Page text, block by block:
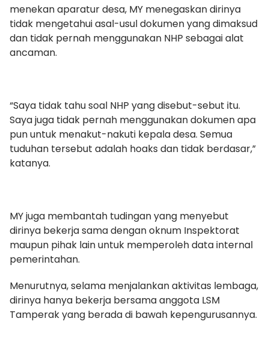
menekan aparatur desa, MY menegaskan dirinya
tidak mengetahui asal-usul dokumen yang dimaksud
dan tidak pernah menggunakan NHP sebagai alat
ancaman.
“Saya tidak tahu soal NHP yang disebut-sebut itu.
Saya juga tidak pernah menggunakan dokumen apa
pun untuk menakut-nakuti kepala desa. Semua
tuduhan tersebut adalah hoaks dan tidak berdasar,”
katanya.
MY juga membantah tudingan yang menyebut
dirinya bekerja sama dengan oknum Inspektorat
maupun pihak lain untuk memperoleh data internal
pemerintahan.
Menurutnya, selama menjalankan aktivitas lembaga,
dirinya hanya bekerja bersama anggota LSM
Tamperak yang berada di bawah kepengurusannya.